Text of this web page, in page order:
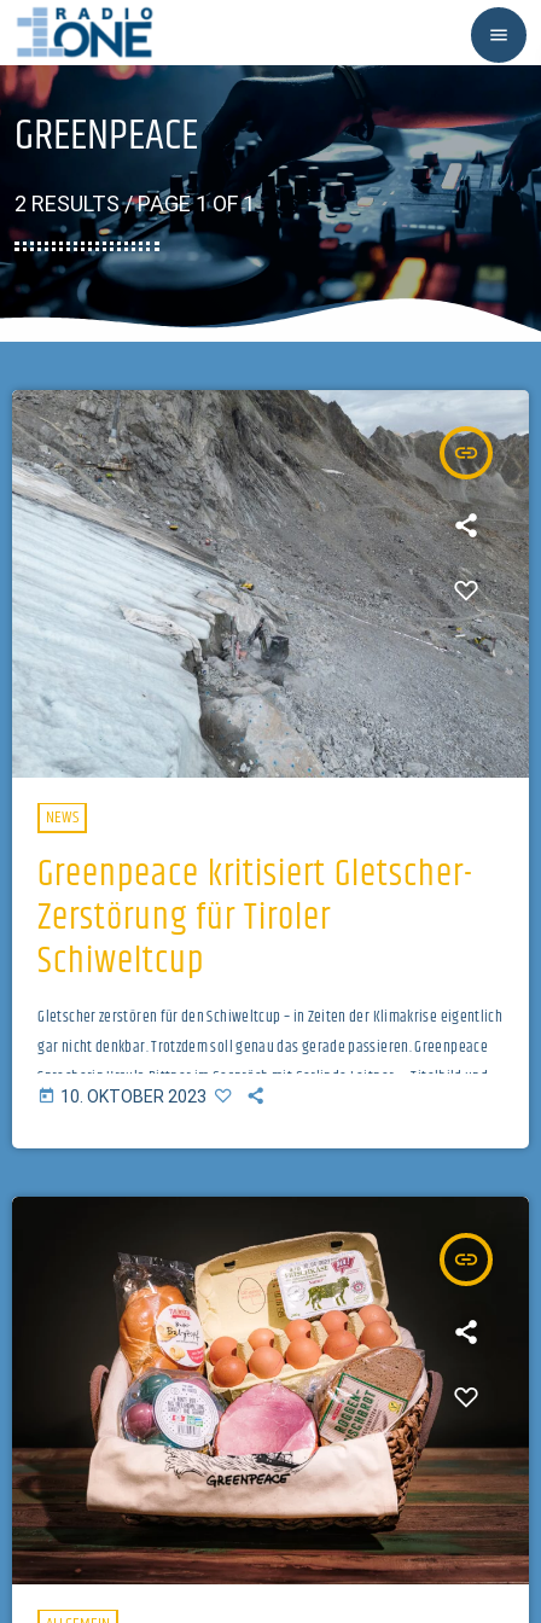
menu
GREENPEACE
2 RESULTS / PAGE 1 OF 1
insert_link
NEWS
Greenpeace kritisiert Gletscher-
Zerstörung für Tiroler
Schiweltcup
Gletscher zerstören für den Schiweltcup – in Zeiten der Klimakrise eigentlich
gar nicht denkbar. Trotzdem soll genau das gerade passieren. Greenpeace
Sprecherin Ursula Bittner im Gespräch mit Gerlinde Leitner. Titelbild und
Beitragsbilder ©Greenpeace
today 10. OKTOBER 2023
insert_link